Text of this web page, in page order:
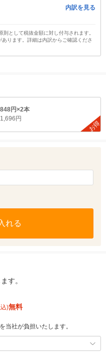
内訳を見る
として税抜金額に対し付与されます。
ります。詳細は内訳からご確認くださ
848円×2本
1,696円
お得
れる
す。
)無料
当社が負担いたします。